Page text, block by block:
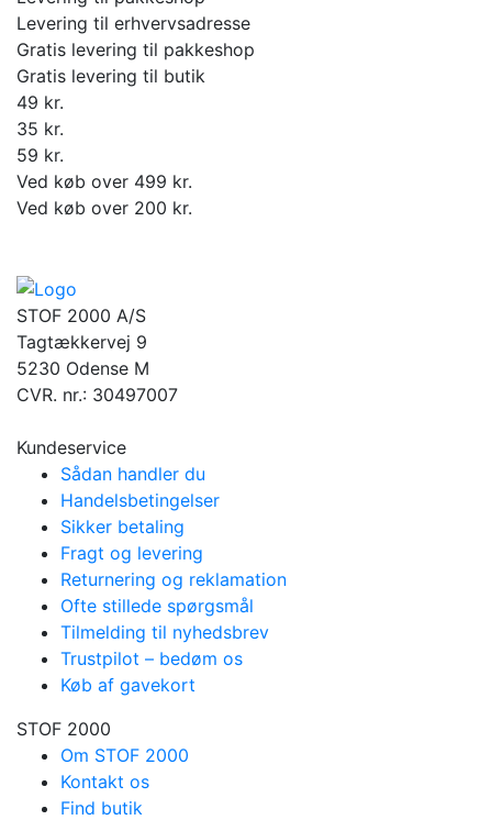
Levering til erhvervsadresse
Gratis levering til pakkeshop
Gratis levering til butik
49 kr.
35 kr.
59 kr.
Ved køb over 499 kr.
Ved køb over 200 kr.
STOF 2000 A/S
Tagtækkervej 9
5230 Odense M
CVR. nr.: 30497007
Kundeservice
Sådan handler du
Handelsbetingelser
Sikker betaling
Fragt og levering
Returnering og reklamation
Ofte stillede spørgsmål
Tilmelding til nyhedsbrev
Trustpilot – bedøm os
Køb af gavekort
STOF 2000
Om STOF 2000
Kontakt os
Find butik